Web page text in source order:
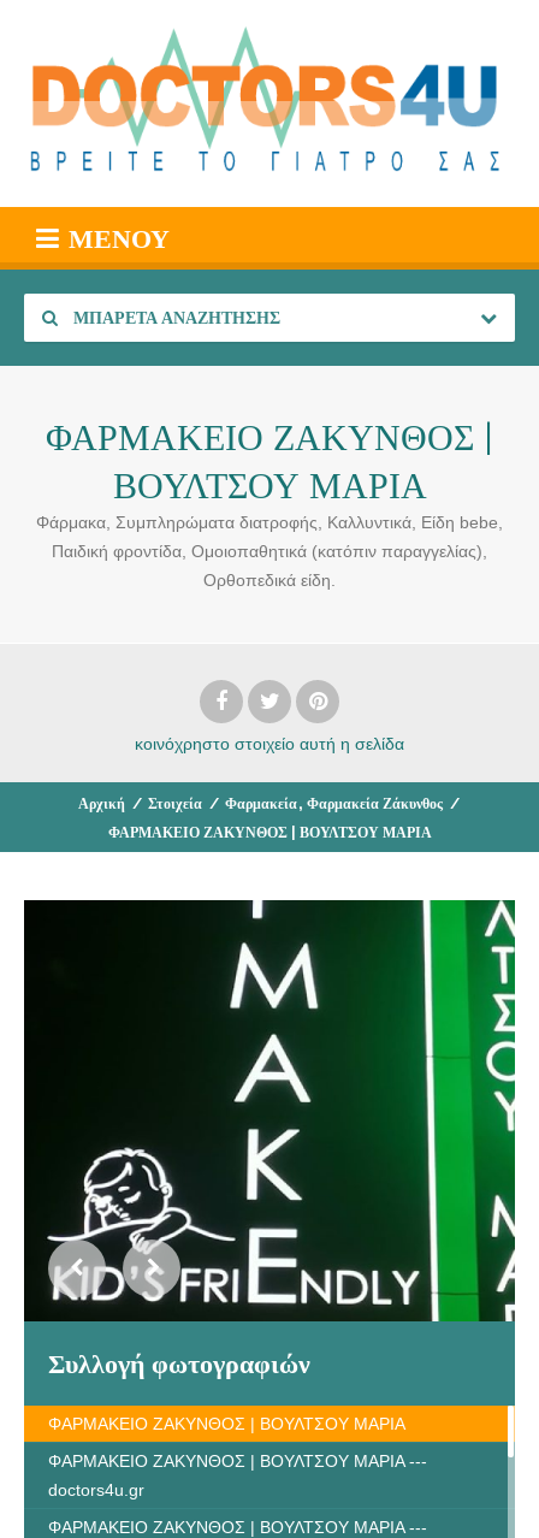
ΜΕΝΟΎ
ΜΠΑΡΈΤΑ ΑΝΑΖΉΤΗΣΗΣ
ΦΑΡΜΑΚΕΙΟ ΖΑΚΥΝΘΟΣ |
ΒΟΥΛΤΣΟΥ ΜΑΡΙΑ
Φάρμακα, Συμπληρώματα διατροφής, Καλλυντικά, Είδη bebe,
Παιδική φροντίδα, Ομοιοπαθητικά (κατόπιν παραγγελίας),
Ορθοπεδικά είδη.
κοινόχρηστο στοιχείο αυτή η σελίδα
Αρχική / Στοιχεία / Φαρμακεία, Φαρμακεία Ζάκυνθος /
ΦΑΡΜΑΚΕΙΟ ΖΑΚΥΝΘΟΣ | ΒΟΥΛΤΣΟΥ ΜΑΡΙΑ
Συλλογή φωτογραφιών
ΦΑΡΜΑΚΕΙΟ ΖΑΚΥΝΘΟΣ | ΒΟΥΛΤΣΟΥ ΜΑΡΙΑ
ΦΑΡΜΑΚΕΙΟ ΖΑΚΥΝΘΟΣ | ΒΟΥΛΤΣΟΥ ΜΑΡΙΑ ---
doctors4u.gr
ΦΑΡΜΑΚΕΙΟ ΖΑΚΥΝΘΟΣ | ΒΟΥΛΤΣΟΥ ΜΑΡΙΑ ---